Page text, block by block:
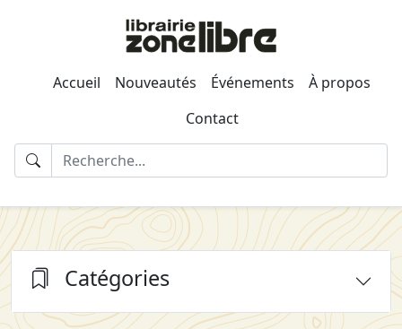
Accueil Nouveautés Événements
À propos
Contact
Catégories